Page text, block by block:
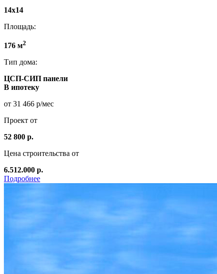
14x14
Площадь:
176 м2
Тип дома:
ЦСП-СИП панели
В ипотеку
от 31 466 р/мес
Проект от
52 800 р.
Цена строительства от
6.512.000 р.
Подробнее